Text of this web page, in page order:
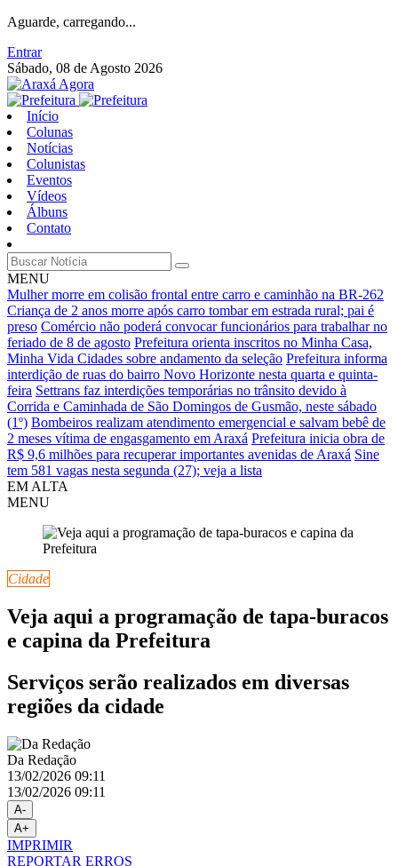
Aguarde, carregando...
Entrar
Sábado, 08 de Agosto 2026
Início
Colunas
Notícias
Colunistas
Eventos
Vídeos
Álbuns
Contato
MENU
Mulher morre em colisão frontal entre carro e caminhão na BR-262
Criança de 2 anos morre após carro tombar em estrada rural; pai é
preso Comércio não poderá convocar funcionários para trabalhar no
feriado de 8 de agosto Prefeitura orienta inscritos no Minha Casa,
Minha Vida Cidades sobre andamento da seleção Prefeitura informa
interdição de ruas do bairro Novo Horizonte nesta quarta e quinta-
feira Settrans faz interdições temporárias no trânsito devido à
Corrida e Caminhada de São Domingos de Gusmão, neste sábado
(1º) Bombeiros realizam atendimento emergencial e salvam bebê de
2 meses vítima de engasgamento em Araxá Prefeitura inicia obra de
R$ 9,6 milhões para recuperar importantes avenidas de Araxá Sine
tem 581 vagas nesta segunda (27); veja a lista
EM ALTA
MENU
Cidade
Veja aqui a programação de tapa-buracos
e capina da Prefeitura
Serviços serão realizados em diversas
regiões da cidade
Da Redação
13/02/2026 09:11
13/02/2026 09:11
A-
A+
IMPRIMIR
REPORTAR ERROS